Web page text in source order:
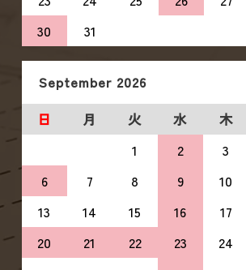
30
31
September 2026
日
月 火 水 木
1
2 3
6
7 8 9 10
13
14 15 16 17
20
21 22 23 24